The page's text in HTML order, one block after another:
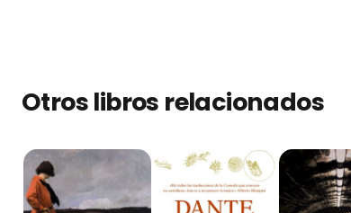
Otros libros relacionados